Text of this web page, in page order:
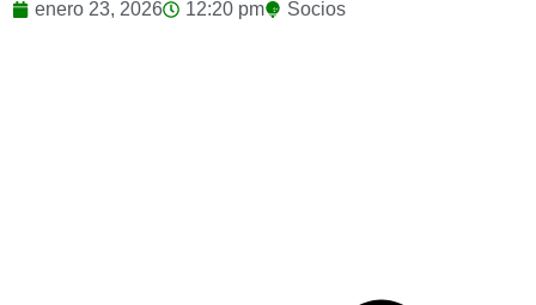
enero 23, 2026 12:20 pm Socios